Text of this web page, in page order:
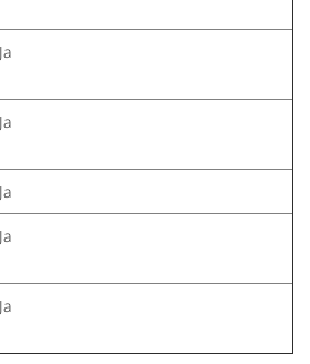
Ja
Ja
Ja
Ja
Ja